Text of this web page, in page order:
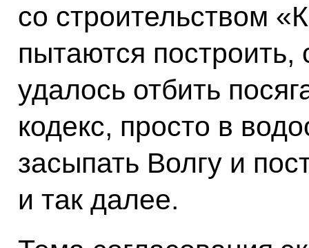
со строительством
пытаются
удалось отбить
кодекс, просто в
засыпать Волгу и
и так далее.